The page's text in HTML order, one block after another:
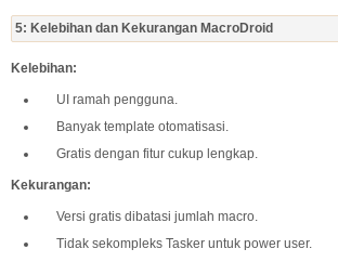
5: Kelebihan dan Kekurangan MacroDroid
Kelebihan:
UI ramah pengguna.
Banyak template otomatisasi.
Gratis dengan fitur cukup lengkap.
Kekurangan:
Versi gratis dibatasi jumlah macro.
Tidak sekompleks Tasker untuk power user.